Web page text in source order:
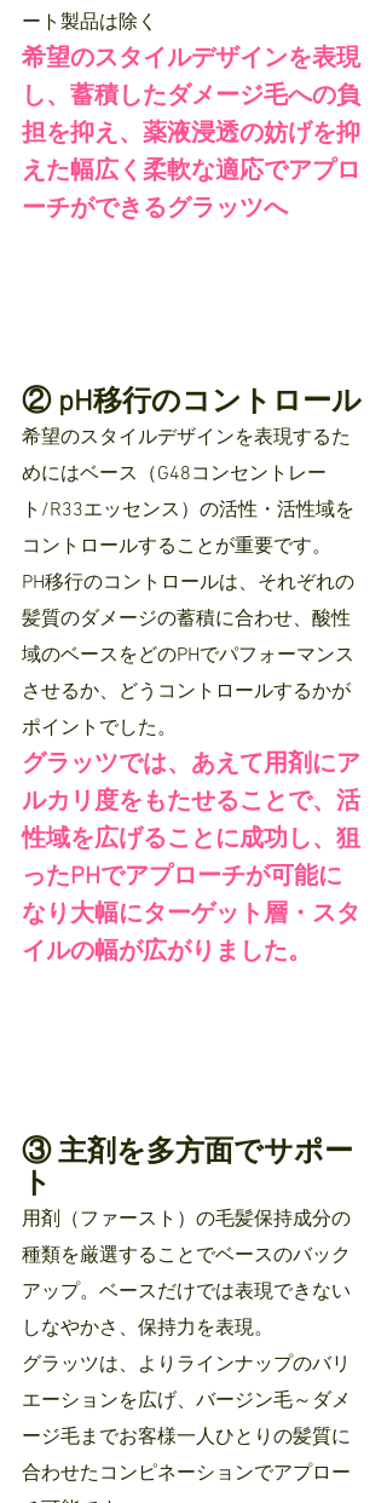
ート製品は除く
希望のスタイルデザインを表現
し、蓄積したダメージ毛への負
担を抑え、薬液浸透の妨げを抑
えた幅広く柔軟な適応でアプロ
ーチができるグラッツへ
② pH移行のコントロール
希望のスタイルデザインを表現するた
めにはベース（G48コンセントレー
ト/R33エッセンス）の活性・活性域を
コントロールすることが重要です。
PH移行のコントロールは、それぞれの
髪質のダメージの蓄積に合わせ、酸性
域のベースをどのPHでパフォーマンス
させるか、どうコントロールするかが
ポイントでした。
グラッツでは、あえて用剤にア
ルカリ度をもたせることで、活
性域を広げることに成功し、狙
ったPHでアプローチが可能に
なり大幅にターゲット層・スタ
イルの幅が広がりました。
③ 主剤を多方面でサポー
ト
用剤（ファースト）の毛髪保持成分の
種類を厳選することでベースのバック
アップ。ベースだけでは表現できない
しなやかさ、保持力を表現。
グラッツは、よりラインナップのバリ
エーションを広げ、バージン毛～ダメ
ージ毛までお客様一人ひとりの髪質に
合わせたコンピネーションでアプロー